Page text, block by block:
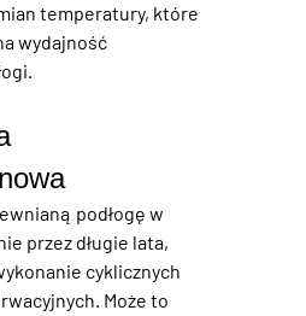
temperatury, które
wydajność
podłogę w
przez długie lata,
cyklicznych
Może to